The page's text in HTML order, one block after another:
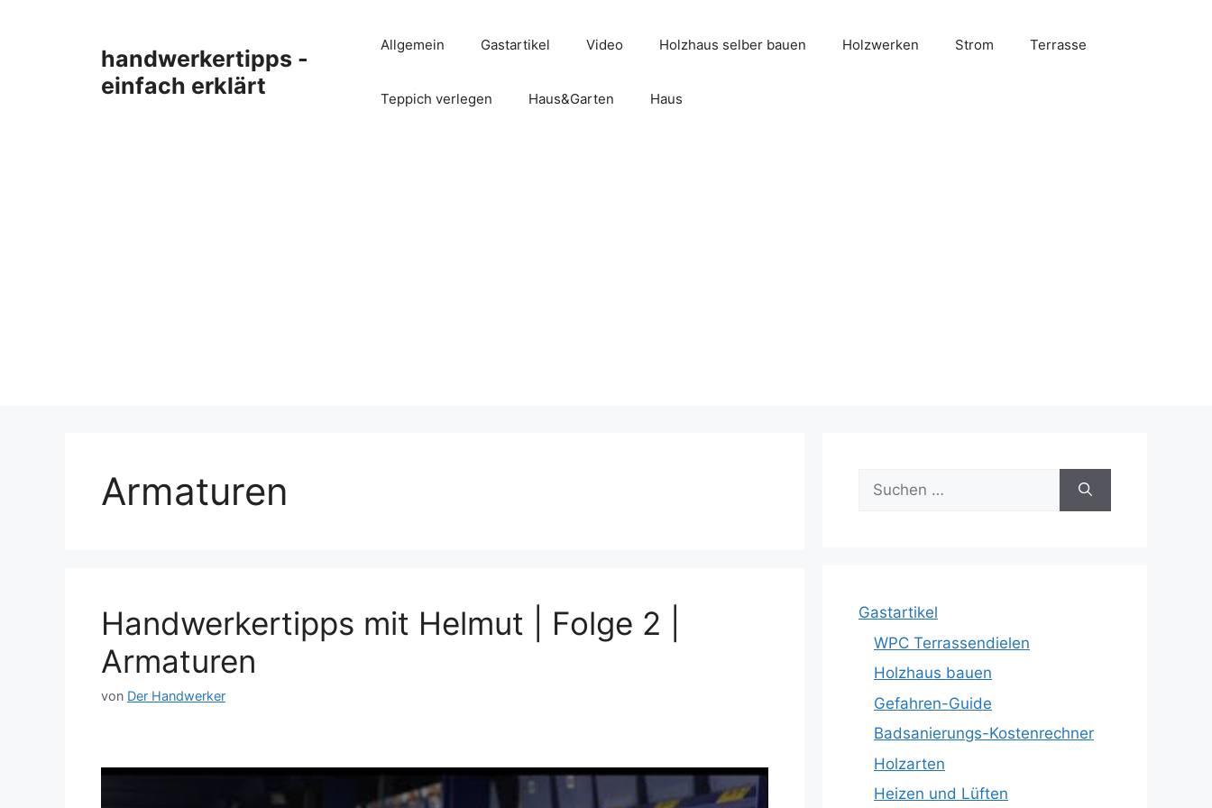
handwerkertipps -
einfach erklärt
Allgemein Gastartikel Video Holzhaus selber bauen Holzwerken Strom Terrasse
Teppich verlegen Haus&Garten Haus
Armaturen
Handwerkertipps mit Helmut | Folge 2 |
Armaturen
von Der Handwerker
Suche
nach:
Gastartikel
WPC Terrassendielen
Holzhaus bauen
Gefahren-Guide
Badsanierungs-Kostenrechner
Holzarten
Heizen und Lüften